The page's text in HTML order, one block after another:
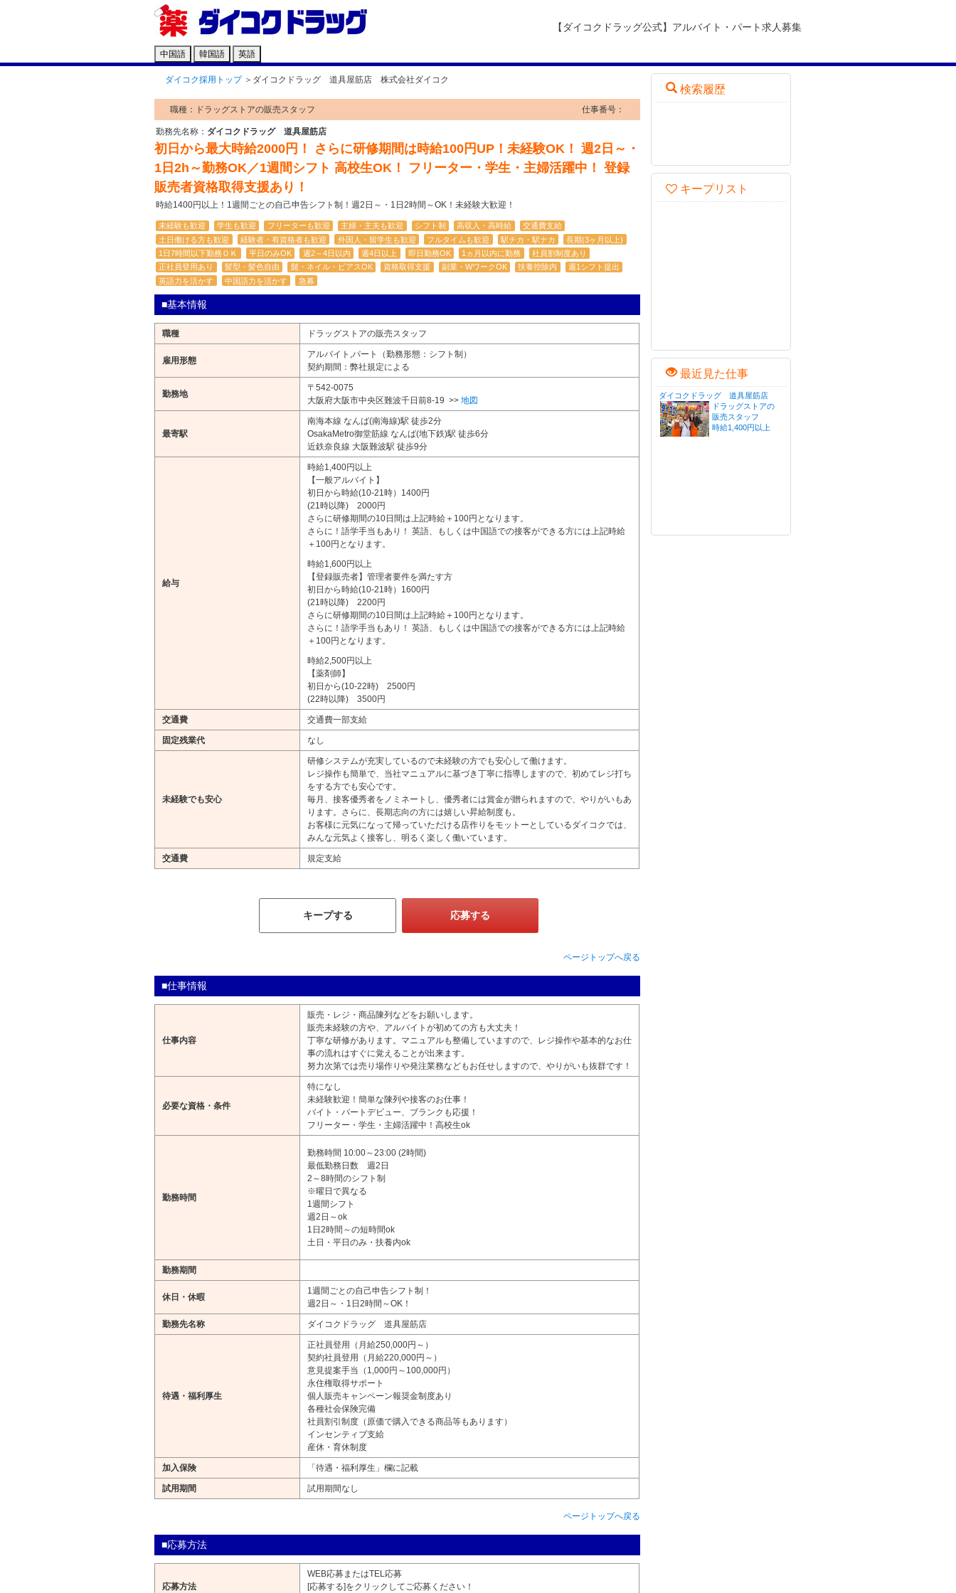
【ダイコクドラッグ公式】アルバイト・パート求人募集
中国語 韓国語 英語
ダイコク採用トップ ＞ ダイコクドラッグ 道具屋筋店 株式会社ダイコク
職種：ドラッグストアの販売スタッフ 仕事番号：
勤務先名称： ダイコクドラッグ 道具屋筋店
初日から最大時給2000円！ さらに研修期間は時給100円UP！未経験OK！ 週2日～・
1日2h～勤務OK／1週間シフト 高校生OK！ フリーター・学生・主婦活躍中！ 登録
販売者資格取得支援あり！
時給1400円以上！1週間ごとの自己申告シフト制！週2日～・1日2時間～OK！未経験大歓迎！
未経験も歓迎 学生も歓迎 フリーターも歓迎 主婦・主夫も歓迎 シフト制 高収入・高時給
交通費支給
土日働ける方も歓迎
経験者・有資格者も歓迎 外国人・留学生も歓迎 フルタイムも歓迎 駅チカ・駅ナカ
長期(3ヶ月以上)
1日7時間以下勤務ＯＫ
平日のみOK 週2～4日以内 週4日以上 即日勤務OK 1ヵ月以内に勤務
社員割制度あり
正社員登用あり
髪型・髪色自由 髭・ネイル・ピアスOK 資格取得支援 副業・WワークOK 扶養控除内
週1シフト提出
英語力を活かす
中国語力を活かす 急募
■基本情報
職種 ドラッグストアの販売スタッフ
雇用形態
アルバイト,パート（勤務形態：シフト制）
契約期間：弊社規定による
勤務地
〒542-0075
大阪府大阪市中央区難波千日前8-19 >> 地図
最寄駅
南海本線 なんば(南海線)駅 徒歩2分
OsakaMetro御堂筋線 なんば(地下鉄)駅 徒歩6分
近鉄奈良線 大阪難波駅 徒歩9分
給与
時給1,400円以上
【一般アルバイト】
初日から時給(10-21時）1400円
(21時以降) 2000円
さらに研修期間の10日間は上記時給＋100円となります。
さらに！語学手当もあり！ 英語、もしくは中国語での接客ができる方には上記時給
＋100円となります。
時給1,600円以上
【登録販売者】管理者要件を満たす方
初日から時給(10-21時）1600円
(21時以降) 2200円
さらに研修期間の10日間は上記時給＋100円となります。
さらに！語学手当もあり！ 英語、もしくは中国語での接客ができる方には上記時給
＋100円となります。
時給2,500円以上
【薬剤師】
初日から(10-22時) 2500円
(22時以降) 3500円
交通費 交通費一部支給
固定残業代 なし
未経験でも安心
研修システムが充実しているので未経験の方でも安心して働けます。
レジ操作も簡単で、当社マニュアルに基づき丁寧に指導しますので、初めてレジ打ち
をする方でも安心です。
毎月、接客優秀者をノミネートし、優秀者には賞金が贈られますので、やりがいもあ
ります。さらに、長期志向の方には嬉しい昇給制度も。
お客様に元気になって帰っていただける店作りをモットーとしているダイコクでは、
みんな元気よく接客し、明るく楽しく働いています。
交通費 規定支給
キープする 応募する
ページトップへ戻る
■仕事情報
仕事内容
販売・レジ・商品陳列などをお願いします。
販売未経験の方や、アルバイトが初めての方も大丈夫！
丁寧な研修があります。マニュアルも整備していますので、レジ操作や基本的なお仕
事の流れはすぐに覚えることが出来ます。
努力次第では売り場作りや発注業務などもお任せしますので、やりがいも抜群です！
必要な資格・条件
特になし
未経験歓迎！簡単な陳列や接客のお仕事！
バイト・パートデビュー、ブランクも応援！
フリーター・学生・主婦活躍中！高校生ok
勤務時間
勤務時間 10:00～23:00 (2時間)
最低勤務日数 週2日
2～8時間のシフト制
※曜日で異なる
1週間シフト
週2日～ok
1日2時間～の短時間ok
土日・平日のみ・扶養内ok
勤務期間
休日・休暇
1週間ごとの自己申告シフト制！
週2日～・1日2時間～OK！
勤務先名称 ダイコクドラッグ 道具屋筋店
待遇・福利厚生
正社員登用（月給250,000円～）
契約社員登用（月給220,000円～）
意見提案手当（1,000円～100,000円）
永住権取得サポート
個人販売キャンペーン報奨金制度あり
各種社会保険完備
社員割引制度（原価で購入できる商品等もあります）
インセンティブ支給
産休・育休制度
加入保険 「待遇・福利厚生」欄に記載
試用期間 試用期間なし
ページトップへ戻る
■応募方法
応募方法
WEB応募またはTEL応募
[応募する]をクリックしてご応募ください！
検索履歴
キープリスト
最近見た仕事
ダイコクドラッグ 道具屋筋店
ドラッグストアの
販売スタッフ
時給1,400円以上